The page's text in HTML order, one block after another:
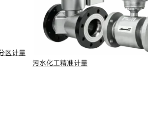
区计量
污水化工精准计量